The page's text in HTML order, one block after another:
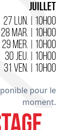
JUILLET
27 LUN. | 10H00
28 MAR. | 10H00
29 MER. | 10H00
30 JEU. | 10H00
31 VEN. | 10H00
pour le
moment.